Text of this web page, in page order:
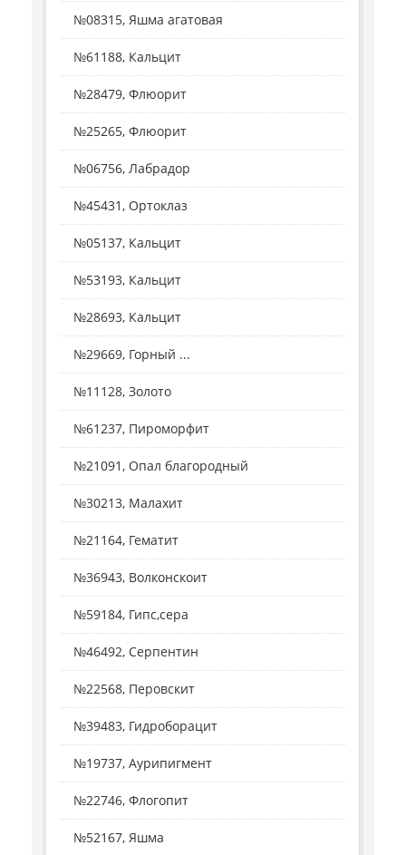
№08315, Яшма агатовая
№61188, Кальцит
№28479, Флюорит
№25265, Флюорит
№06756, Лабрадор
№45431, Ортоклаз
№05137, Кальцит
№53193, Кальцит
№28693, Кальцит
№29669, Горный ...
№11128, Золото
№61237, Пироморфит
№21091, Опал благородный
№30213, Малахит
№21164, Гематит
№36943, Волконскоит
№59184, Гипс,сера
№46492, Серпентин
№22568, Перовскит
№39483, Гидроборацит
№19737, Аурипигмент
№22746, Флогопит
№52167, Яшма